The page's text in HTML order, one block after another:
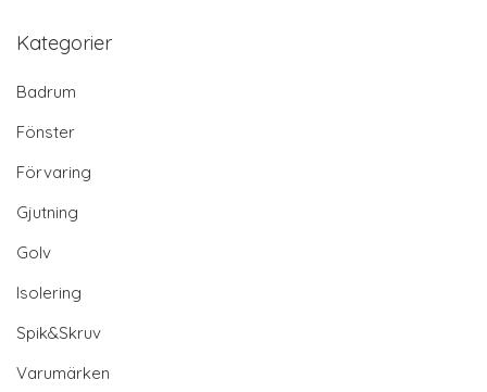
Kategorier
Badrum
Fönster
Förvaring
Gjutning
Golv
Isolering
Spik&Skruv
Varumärken